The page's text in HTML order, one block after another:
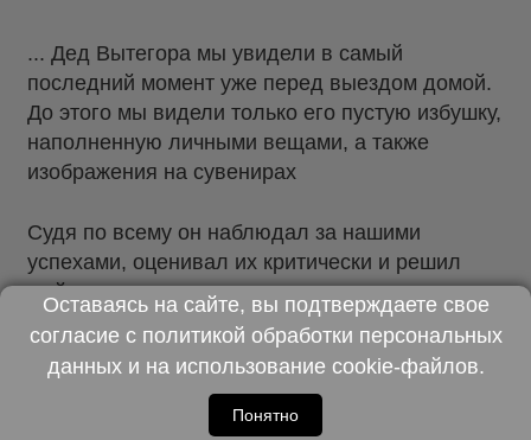
... Дед Вытегора мы увидели в самый
последний момент уже перед выездом домой.
До этого мы видели только его пустую избушку,
наполненную личными вещами, а также
изображения на сувенирах
Судя по всему он наблюдал за нашими
успехами, оценивал их критически и решил
выйти к нам только уже в конце
Оставаясь на сайте, вы подтверждаете свое
согласие с политикой обработки персональных
данныхи на использование cookie-файлов.
Понятно